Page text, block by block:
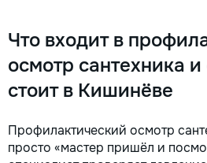
moderne și funcționale!
Calitatea noastră – liniștea și
confortul dumneavoastră!
Что входит в
осмотр сантехника и
стоит в Кишинёве
Профилактический осмотр
просто «мастер пришёл и